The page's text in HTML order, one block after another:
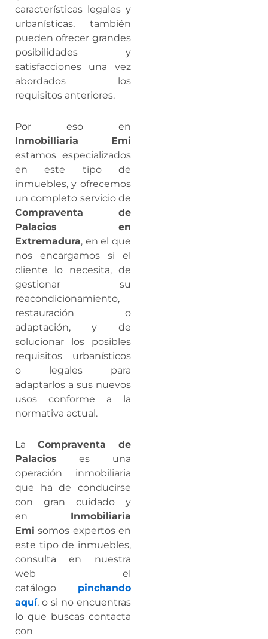
características legales y
urbanísticas, también
pueden ofrecer grandes
posibilidades y
satisfacciones una vez
abordados los
requisitos anteriores.
Por eso en
Inmobilliaria Emi
estamos especializados
en este tipo de
inmuebles, y ofrecemos
un completo servicio de
Compraventa de
Palacios en
Extremadura, en el que
nos encargamos si el
cliente lo necesita, de
gestionar su
reacondicionamiento,
restauración o
adaptación, y de
solucionar los posibles
requisitos urbanísticos
o legales para
adaptarlos a sus nuevos
usos conforme a la
normativa actual.
La Compraventa de
Palacios es una
operación inmobiliaria
que ha de conducirse
con gran cuidado y
en Inmobiliaria
Emi somos expertos en
este tipo de inmuebles,
consulta en nuestra
web el
catálogo pinchando
aquí, o si no encuentras
lo que buscas contacta
con